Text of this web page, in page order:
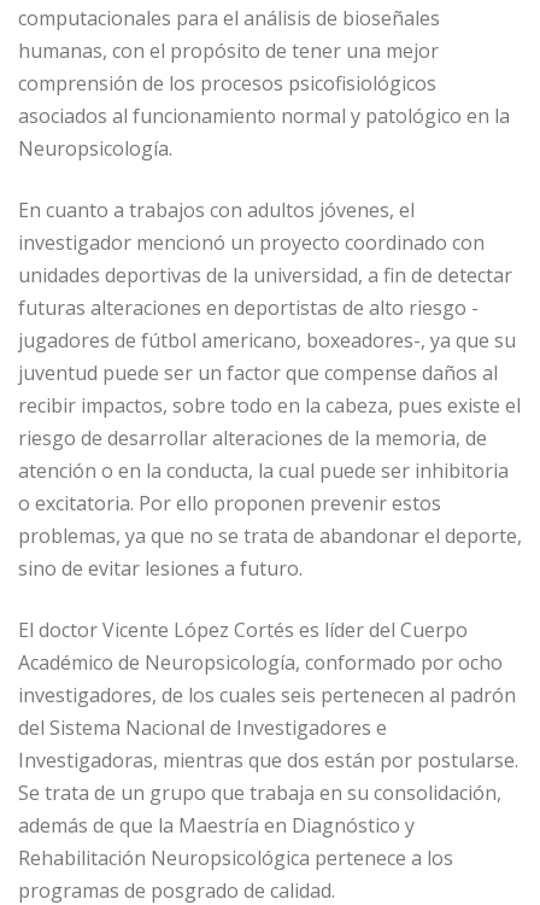
computacionales para el análisis de bioseñales
humanas, con el propósito de tener una mejor
comprensión de los procesos psicofisiológicos
asociados al funcionamiento normal y patológico en la
Neuropsicología.
En cuanto a trabajos con adultos jóvenes, el
investigador mencionó un proyecto coordinado con
unidades deportivas de la universidad, a fin de detectar
futuras alteraciones en deportistas de alto riesgo -
jugadores de fútbol americano, boxeadores-, ya que su
juventud puede ser un factor que compense daños al
recibir impactos, sobre todo en la cabeza, pues existe el
riesgo de desarrollar alteraciones de la memoria, de
atención o en la conducta, la cual puede ser inhibitoria
o excitatoria. Por ello proponen prevenir estos
problemas, ya que no se trata de abandonar el deporte,
sino de evitar lesiones a futuro.
El doctor Vicente López Cortés es líder del Cuerpo
Académico de Neuropsicología, conformado por ocho
investigadores, de los cuales seis pertenecen al padrón
del Sistema Nacional de Investigadores e
Investigadoras, mientras que dos están por postularse.
Se trata de un grupo que trabaja en su consolidación,
además de que la Maestría en Diagnóstico y
Rehabilitación Neuropsicológica pertenece a los
programas de posgrado de calidad.